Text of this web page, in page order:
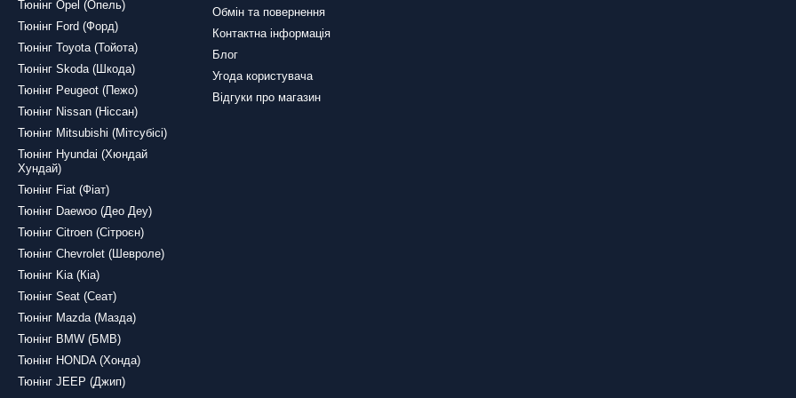
Вашої Зручності: Отримайте Замовлення Швидко та Легко.
обробку та швидку доставку. Ми розуміємо, що для вас важливо отримати свій товар якнайшвидше.
Накладки на Пороги для Toyota Rav 4 2013-2018 року від Tuning911
Rav 4 2013-2018 року від Tuning911 - це не просто тюнінгові аксесуари, але і важлива деталь для захисту та створення
від Механічних Пошкоджень: Збережіть Ваш Автомобіль У Першокласному Стані.
гарантуючи надійний захист від подряпин, ударів та інших механічних пошкоджень.
Умов: Захист від Впливу Різних Погодних Умов.
службу.
Посадка: Додайте Стиль з Мінімальними Зусиллями.
Вони ідеально підходять за формою, додаючи стиль та функціональність.
Оберіть Той, який Підходить Вам.
вашому стилю та вподобанням.
2013-2018 років неповторним з накладками на пороги від Tuning911 - захистіть і додайте стиль вашому автомобілю зараз!
Тюнінг Opel (Опель)
Тюнінг Ford (Форд)
Тюнінг Toyota (Тойота)
Тюнінг Skoda (Шкода)
Тюнінг Peugeot (Пежо)
Тюнінг Nissan (Ніссан)
Тюнінг Mitsubishi (Мітсубісі)
Тюнінг Hyundai (Хюндай
Хундай)
Тюнінг Fiat (Фіат)
Тюнінг Daewoo (Део Деу)
Тюнінг Citroen (Сітроєн)
Тюнінг Chevrolet (Шевроле)
Тюнінг Kia (Кіа)
Тюнінг Seat (Сеат)
Тюнінг Mazda (Мазда)
Тюнінг BMW (БМВ)
Тюнінг HONDA (Хонда)
Тюнінг JEEP (Джип)
Обмін та повернення
Контактна інформація
Блог
Угода користувача
Відгуки про магазин